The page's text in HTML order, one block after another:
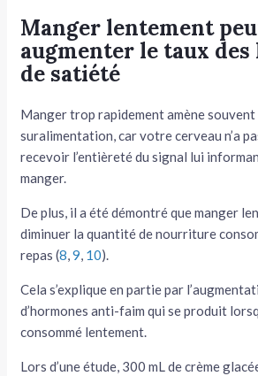
Manger lentement
augmenter le taux
de satiété
Manger trop rapidement amène souvent
suralimentation, car votre cerveau n’a
recevoir l’entièreté du signal lui
manger.
De plus, il a été démontré que manger
diminuer la quantité de nourriture
repas (8,9, 10).
Cela s’explique en partie par
d’hormones anti-faim qui se produit
consommé lentement.
Lors d’une étude, 300 mL de crème